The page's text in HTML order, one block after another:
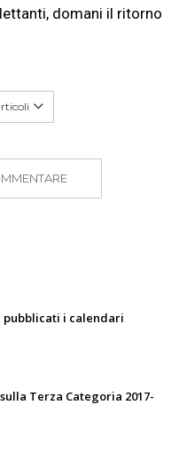
domani il ritorno
pubblicati i calendari
Terza Categoria 2017-